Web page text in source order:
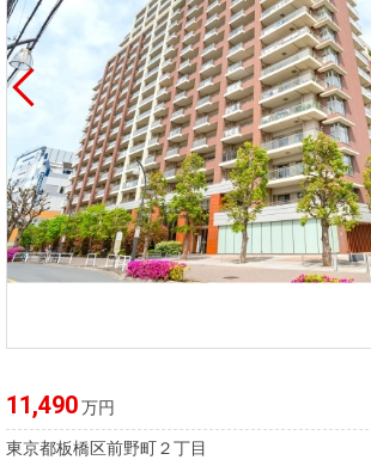
11,490万円
東京都板橋区前野町２丁目